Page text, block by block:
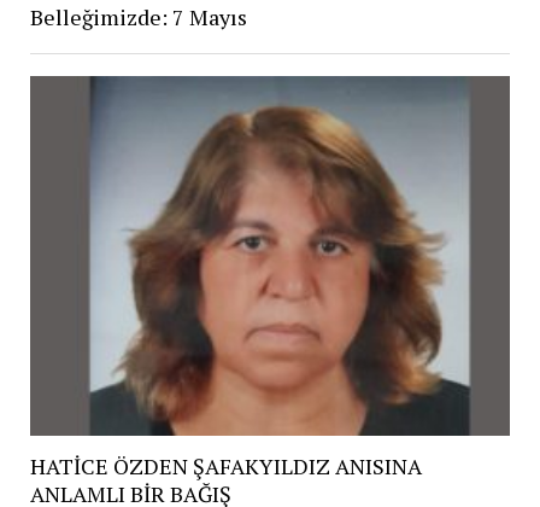
Belleğimizde: 7 Mayıs
HATİCE ÖZDEN ŞAFAKYILDIZ ANISINA
ANLAMLI BİR BAĞIŞ